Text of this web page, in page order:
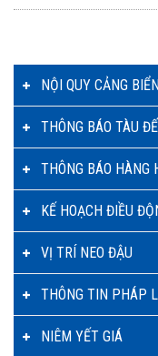
NỘI QUY CẢNG
THÔNG BÁO TÀU
THÔNG BÁO HÀNG
KẾ HOẠCH ĐIỀU
VỊ TRÍ NEO ĐẬU
THÔNG TIN PHÁP
NIÊM YẾT GIÁ